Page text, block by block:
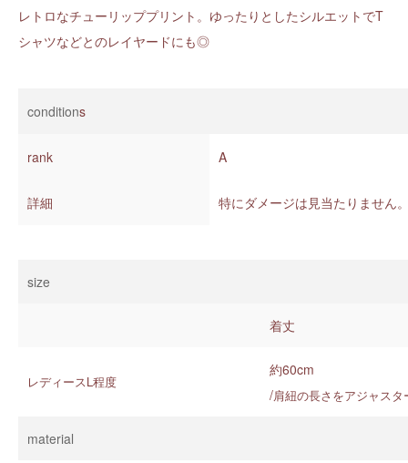
レトロなチューリッププリント。ゆったりとしたシルエットでT
シャツなどとのレイヤードにも◎
conditions
rank A
詳細 特にダメージは見当たりません
size
着丈
レディースL程度
約60cm
/肩紐の長さをアジャス
material